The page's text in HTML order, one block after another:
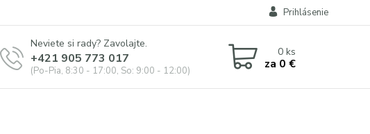
Prihlásenie
Neviete si rady? Zavolajte.
+421 905 773 017
(Po-Pia, 8:30 - 17:00, So: 9:00 - 12:00)
0ks
za 0 €